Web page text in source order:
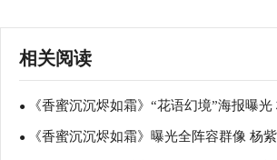
相关阅读
● 《香蜜沉沉烬如霜》“花语幻境”海报曝光
邓伦8月2日甜蜜相约
● 《香蜜沉沉烬如霜》曝光全阵容群像 杨